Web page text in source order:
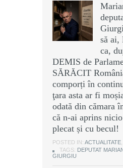
să ai,
ca,
DEMIS de
SĂRĂCIT
comporți în
ţara asta ar fi
odată din cămara
că n-ai aprins
plecat și cu becul!
POSTED IN: ACTUALITATE
TAGS: DEPUTAT
GIURGIU